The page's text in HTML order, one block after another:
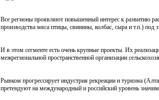
Все регионы проявляют повышенный интерес к развитию
производства мяса птицы, свинины, колбас, сыра и т.п.) под
И в этом сегменте есть очень крупные проекты. Их
межрегиональной пространственной организации
Рывком прогрессирует индустрия рекреации и туризма
претендуют на международный и российский уровень